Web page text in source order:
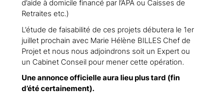
d’aide à domicile financé par l’APA ou Caisses de
Retraites etc.)
L’étude de faisabilité de ces projets débutera le 1er
juillet prochain avec Marie Hélène BILLES Chef de
Projet et nous nous adjoindrons soit un Expert ou
un Cabinet Conseil pour mener cette opération.
Une annonce officielle aura lieu plus tard (fin
d’été certainement).